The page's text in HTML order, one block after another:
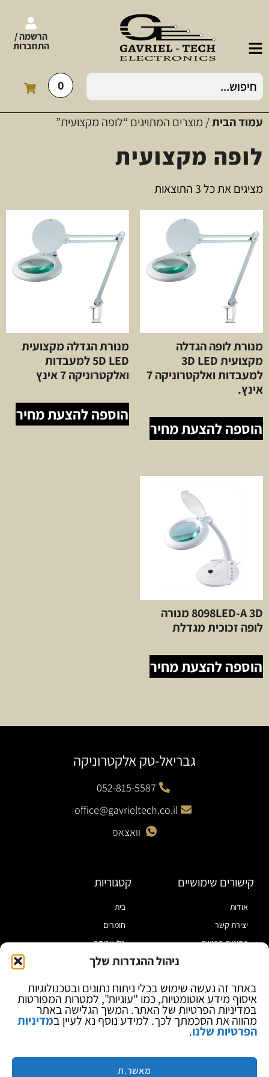
ניהול ההגדרות שלך
באתר זה נעשה שימוש בכלי ניתוח נתונים ובטכנולוגיות
איסוף מידע אוטומטיות, כמו "עוגיות", למטרות המפורטות
במדיניות הפרטיות של האתר. המשך הגלישה באתר
מהווה את הסכמתך לכך. למידע נוסף נא לעיין במדיניות
הפרטיות שלנו.
מאשר.ת
הרשמה /
התחברות
0
עמוד הבית/ מוצרים המתויגים “לופה מקצועית”
לופה מקצועית
מציגים את כל ⁦3⁩ התוצאות
מנורת לופה הגדלה
מקצועית 3D LED
למעבדות ואלקטרוניקה 7
אינץ.
הוספה להצעת מחיר
מנורת הגדלה מקצועית
5D LED למעבדות
ואלקטרוניקה 7 אינץ
הוספה להצעת מחיר
8098LED-A 3D מנורה
לופה זכוכית מגדלת
הוספה להצעת מחיר
גבריאל-טק אלקטרוניקה
052-815-5587
office@gavrieltech.co.il
וואצאפ
קישורים שימושיים
אודות
יצירת קשר
מדיניות פרטיות
בלוג
קטגוריות
בית
חומרים
כלי עבודה
מוצרי הלחמה
ספקי כח ומודדים
ציוד אופטי להגדלה
מותגים